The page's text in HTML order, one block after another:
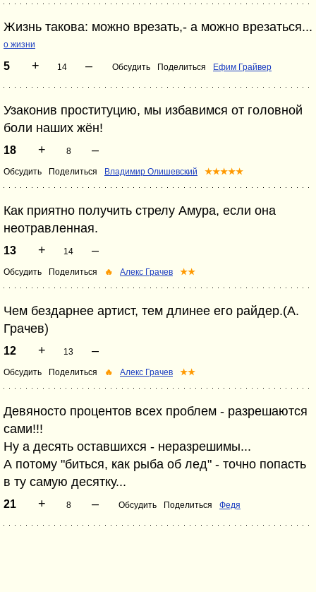
Жизнь такова: можно врезать,- а можно врезаться...
о жизни
5 + 14 – Обсудить Поделиться Ефим Грайвер
Узаконив проституцию, мы избавимся от головной
боли наших жён!
18 + 8 –
Обсудить Поделиться Владимир Олишевский ★★★★★
Как приятно получить стрелу Амура, если она
неотравленная.
13 + 14 –
Обсудить Поделиться 🔥 Алекс Грачев ★★
Чем бездарнее артист, тем длинее его райдер.(А.
Грачев)
12 + 13 –
Обсудить Поделиться 🔥 Алекс Грачев ★★
Девяносто процентов всех проблем - разрешаются
сами!!!
Ну а десять оставшихся - неразрешимы...
А потому "биться, как рыба об лед" - точно попасть
в ту самую десятку...
21 + 8 – Обсудить Поделиться Федя